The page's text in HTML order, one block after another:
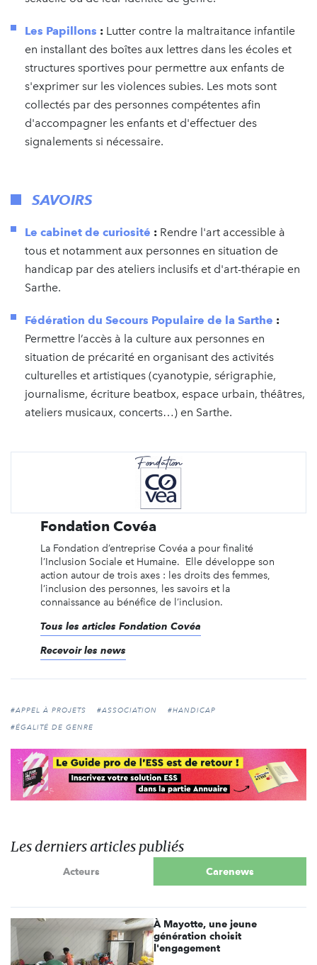
Les Papillons : Lutter contre la maltraitance infantile
en installant des boîtes aux lettres dans les écoles et
structures sportives pour permettre aux enfants de
s'exprimer sur les violences subies. Les mots sont
collectés par des personnes compétentes afin
d'accompagner les enfants et d'effectuer des
signalements si nécessaire.
SAVOIRS
Le cabinet de curiosité : Rendre l'art accessible à
tous et notamment aux personnes en situation de
handicap par des ateliers inclusifs et d'art-thérapie en
Sarthe.
Fédération du Secours Populaire de la Sarthe :
Permettre l’accès à la culture aux personnes en
situation de précarité en organisant des activités
culturelles et artistiques (cyanotypie, sérigraphie,
journalisme, écriture beatbox, espace urbain, théâtres,
ateliers musicaux, concerts…) en Sarthe.
Fondation Covéa
La Fondation d’entreprise Covéa a pour finalité
l’Inclusion Sociale et Humaine. Elle développe son
action autour de trois axes : les droits des femmes,
l’inclusion des personnes, les savoirs et la
connaissance au bénéfice de l’inclusion.
Tous les articles Fondation Covéa
Recevoir les news
#APPEL À PROJETS #ASSOCIATION
#HANDICAP
#ÉGALITÉ DE GENRE
Les derniers articles publiés
Acteurs Carenews
À Mayotte, une jeune
génération choisit
l'engagement